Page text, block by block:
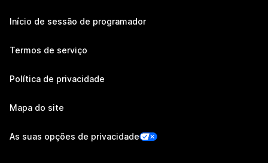
Início de sessão de programador
Termos de serviço
Política de privacidade
Mapa do site
As suas opções de privacidade